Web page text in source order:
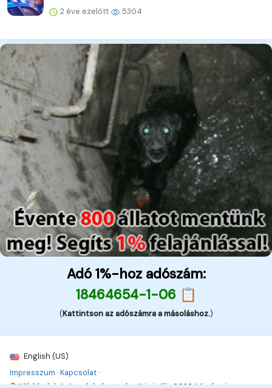
2 éve ezelőtt 5304
Adó 1%-hoz adószám:
18464654-1-06 📋
(Kattintson az adószámra a másoláshoz.)
English (US)
Impresszum ·Kapcsolat ·